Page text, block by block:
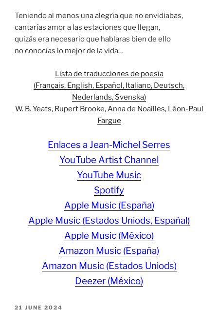
Teniendo al menos una alegría que no envidiabas,
cantarías amor a las estaciones que llegan,
quizás era necesario que hablaras bien de ello
no conocías lo mejor de la vida…
Lista de traducciones de poesía
(Français, English, Español, Italiano, Deutsch,
Nederlands, Svenska)
W. B. Yeats, Rupert Brooke, Anna de Noailles, Léon-Paul
Fargue
Enlaces a Jean-Michel Serres
YouTube Artist Channel
YouTube Music
Spotify
Apple Music (España)
Apple Music (Estados Uniods, Españal)
Apple Music (México)
Amazon Music (España)
Amazon Music (Estados Uniods)
Deezer (México)
POSTED
21 JUNE 2024